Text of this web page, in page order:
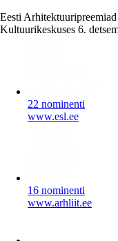
Eesti
Kultuurikeskuses 6.
22 nominenti
www.esl.ee
16 nominenti
www.arhliit.ee